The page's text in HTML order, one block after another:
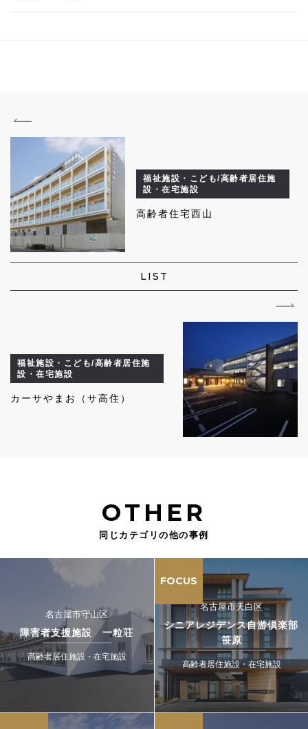
福祉施設・こども/高齢者居住施
設・在宅施設
高齢者住宅西山
LIST
福祉施設・こども/高齢者居住施
設・在宅施設
カーサやまお（サ高住）
OTHER
同じカテゴリの他の事例
名古屋市守山区
障害者支援施設 一粒荘
高齢者居住施設・在宅施設
FOCUS
名古屋市天白区
シニアレジデンス自游倶楽部
笹原
高齢者居住施設・在宅施設